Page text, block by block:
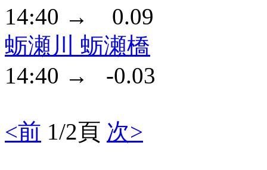
14:40 → 0.09
蛎瀬川 蛎瀬橋
14:40 → -0.03
<前 1/2頁 次>